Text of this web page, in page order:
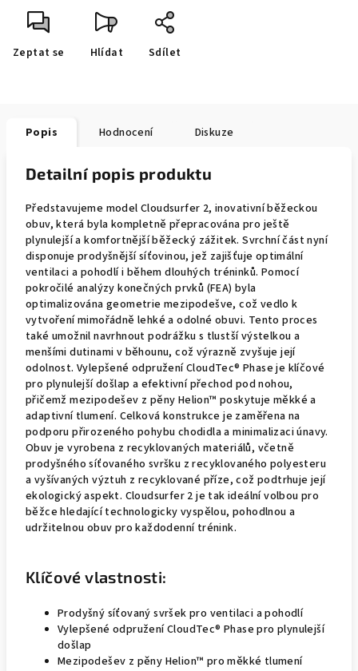
Zeptat se Hlídat Sdílet
Popis Hodnocení Diskuze
Detailní popis produktu
Představujeme model Cloudsurfer 2, inovativní běžeckou
obuv, která byla kompletně přepracována pro ještě
plynulejší a komfortnější běžecký zážitek. Svrchní část nyní
disponuje prodyšnější síťovinou, jež zajišťuje optimální
ventilaci a pohodlí i během dlouhých tréninků. Pomocí
pokročilé analýzy konečných prvků (FEA) byla
optimalizována geometrie mezipodešve, což vedlo k
vytvoření mimořádně lehké a odolné obuvi. Tento proces
také umožnil navrhnout podrážku s tlustší výstelkou a
menšími dutinami v běhounu, což výrazně zvyšuje její
odolnost. Vylepšené odpružení CloudTec® Phase je klíčové
pro plynulejší došlap a efektivní přechod pod nohou,
přičemž mezipodešev z pěny Helion™ poskytuje měkké a
adaptivní tlumení. Celková konstrukce je zaměřena na
podporu přirozeného pohybu chodidla a minimalizaci únavy.
Obuv je vyrobena z recyklovaných materiálů, včetně
prodyšného síťovaného svršku z recyklovaného polyesteru
a vyšívaných výztuh z recyklované příze, což podtrhuje její
ekologický aspekt. Cloudsurfer 2 je tak ideální volbou pro
běžce hledající technologicky vyspělou, pohodlnou a
udržitelnou obuv pro každodenní trénink.
Klíčové vlastnosti:
Prodyšný síťovaný svršek pro ventilaci a pohodlí
Vylepšené odpružení CloudTec® Phase pro plynulejší
došlap
Mezipodešev z pěny Helion™ pro měkké tlumení